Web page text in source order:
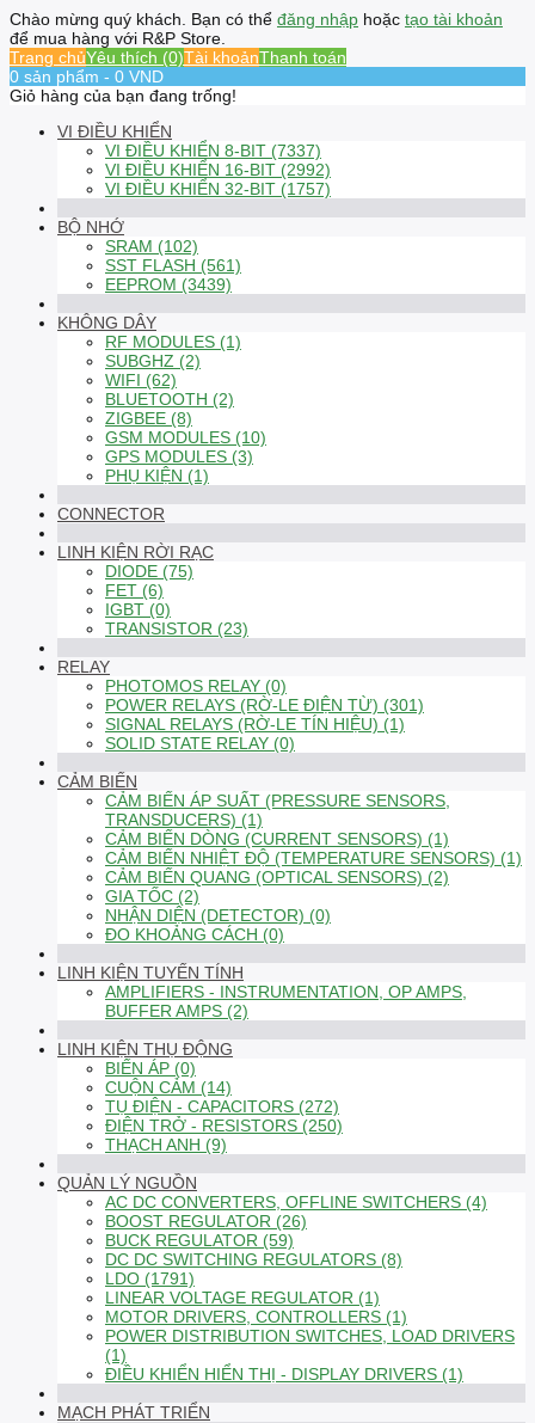
Chào mừng quý khách. Bạn có thể đăng nhập hoặc tạo tài khoản
để mua hàng với R&P Store.
Trang chủYêu thích (0)Tài khoảnThanh toán
0 sản phẩm - 0 VND
Giỏ hàng của bạn đang trống!
VI ĐIỀU KHIỂN
VI ĐIỀU KHIỂN 8-BIT (7337)
VI ĐIỀU KHIỂN 16-BIT (2992)
VI ĐIỀU KHIỂN 32-BIT (1757)
BỘ NHỚ
SRAM (102)
SST FLASH (561)
EEPROM (3439)
KHÔNG DÂY
RF MODULES (1)
SUBGHZ (2)
WIFI (62)
BLUETOOTH (2)
ZIGBEE (8)
GSM MODULES (10)
GPS MODULES (3)
PHỤ KIỆN (1)
CONNECTOR
LINH KIỆN RỜI RẠC
DIODE (75)
FET (6)
IGBT (0)
TRANSISTOR (23)
RELAY
PHOTOMOS RELAY (0)
POWER RELAYS (RỜ-LE ĐIỆN TỪ) (301)
SIGNAL RELAYS (RỜ-LE TÍN HIỆU) (1)
SOLID STATE RELAY (0)
CẢM BIẾN
CẢM BIẾN ÁP SUẤT (PRESSURE SENSORS,
TRANSDUCERS) (1)
CẢM BIẾN DÒNG (CURRENT SENSORS) (1)
CẢM BIẾN NHIỆT ĐỘ (TEMPERATURE SENSORS) (1)
CẢM BIẾN QUANG (OPTICAL SENSORS) (2)
GIA TỐC (2)
NHẬN DIỆN (DETECTOR) (0)
ĐO KHOẢNG CÁCH (0)
LINH KIỆN TUYẾN TÍNH
AMPLIFIERS - INSTRUMENTATION, OP AMPS,
BUFFER AMPS (2)
LINH KIỆN THỤ ĐỘNG
BIẾN ÁP (0)
CUỘN CẢM (14)
TỤ ĐIỆN - CAPACITORS (272)
ĐIỆN TRỞ - RESISTORS (250)
THẠCH ANH (9)
QUẢN LÝ NGUỒN
AC DC CONVERTERS, OFFLINE SWITCHERS (4)
BOOST REGULATOR (26)
BUCK REGULATOR (59)
DC DC SWITCHING REGULATORS (8)
LDO (1791)
LINEAR VOLTAGE REGULATOR (1)
MOTOR DRIVERS, CONTROLLERS (1)
POWER DISTRIBUTION SWITCHES, LOAD DRIVERS
(1)
ĐIỀU KHIỂN HIỂN THỊ - DISPLAY DRIVERS (1)
MẠCH PHÁT TRIỂN